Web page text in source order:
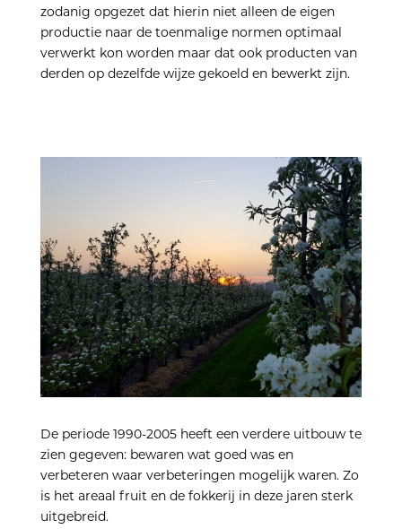
zodanig opgezet dat hierin niet alleen de eigen
productie naar de toenmalige normen optimaal
verwerkt kon worden maar dat ook producten van
derden op dezelfde wijze gekoeld en bewerkt zijn.
De periode 1990-2005 heeft een verdere uitbouw te
zien gegeven: bewaren wat goed was en
verbeteren waar verbeteringen mogelijk waren. Zo
is het areaal fruit en de fokkerij in deze jaren sterk
uitgebreid.